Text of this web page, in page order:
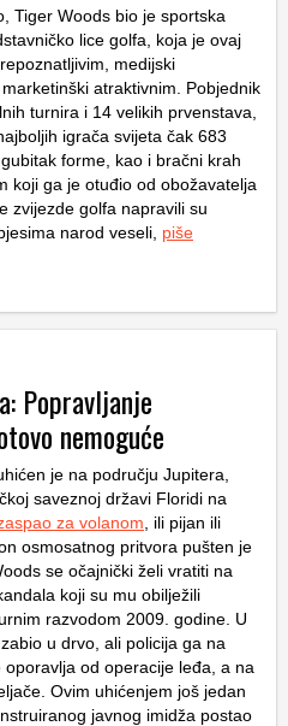
Tiger Woods bio je sportska
lice golfa, koja je ovaj
medijski
atraktivnim. Pobjednik
turnira i 14 velikih prvenstava,
igrača svijeta čak 683
forme, kao i bračni krah
koji ga je otuđio od obožavatelja
zvijezde golfa napravili su
narod veseli, piše
Popravljanje
nemoguće
je na području Jupitera,
saveznoj državi Floridi na
za volanom , ili pijan ili
osmosatnog pritvora pušten je
se očajnički želi vratiti na
koji su mu obilježili
razvodom 2009. godine. U
u drvo, ali policija ga na
od operacije leđa, a na
Ovim uhićenjem još jedan
javnog imidža postao